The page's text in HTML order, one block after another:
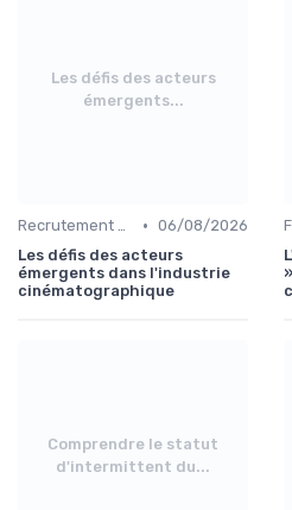
Les défis des acteurs
émergents...
Recrutement et carrière • 06/08/2026
Les défis des acteurs
émergents dans l'industrie
cinématographique
Comprendre le statut
d'intermittent du...